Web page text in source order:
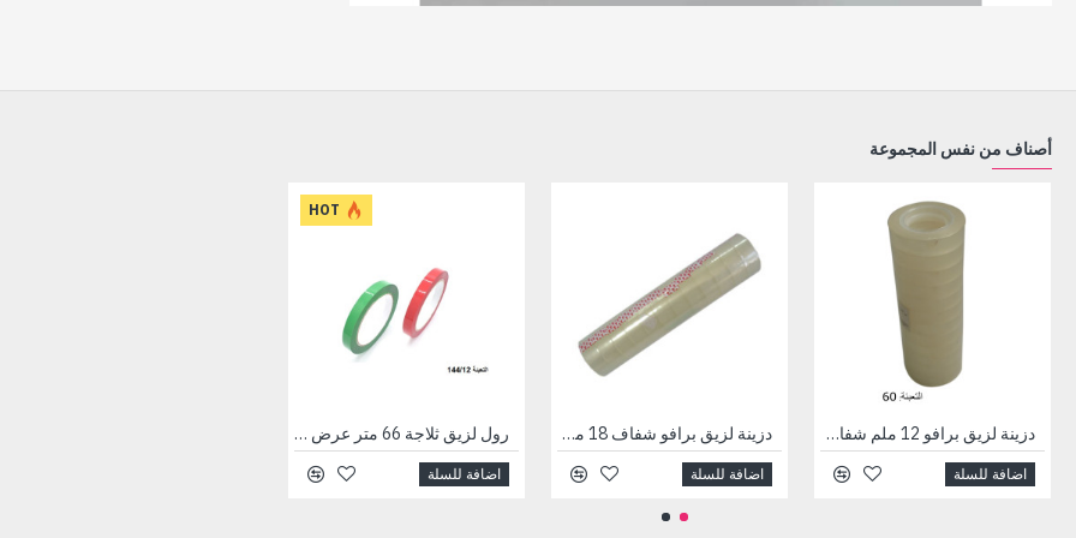
أصناف من نفس المجموعة
دزينة لزيق برافو 12 ملم شفاف 30 يارد
اضافة للسلة
دزينة لزيق برافو شفاف 18 ملم × 30 Y
اضافة للسلة
HOT
رول لزيق ثلاجة 66 متر عرض 12 ملم ملون
اضافة للسلة